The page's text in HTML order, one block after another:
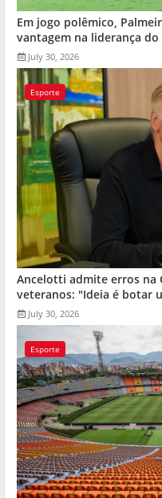
Em jogo polêmico,
vantagem na liderança do
July 30, 2026
Esporte
Ancelotti admite erros na
veteranos: "Ideia é botar
July 30, 2026
Esporte